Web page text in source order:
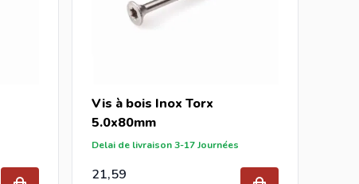
Vis à bois Inox Torx
5.0x80mm
Delai de livraison 3-17 Journées
21,59